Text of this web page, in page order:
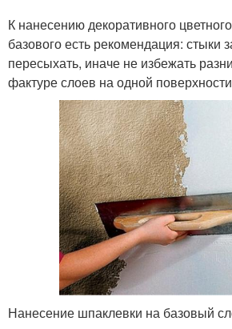
К нанесению декоративного
базового есть рекомендация: стыки
пересыхать, иначе не избежать
фактуре слоев на одной
Нанесение шпаклевки на базовый